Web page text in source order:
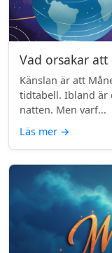
Vad orsakar
Känslan är att
tidtabell. Ibland är
natten. Men varf...
Läs mer →